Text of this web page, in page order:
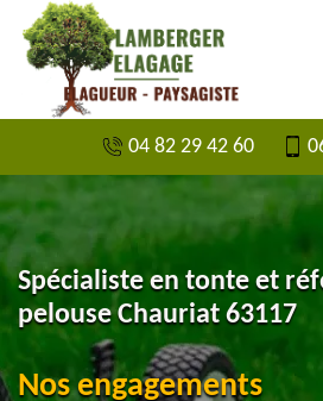
04 82 29 42 60
Spécialiste en tonte et
pelouse Chauriat 63117
Nos engagements